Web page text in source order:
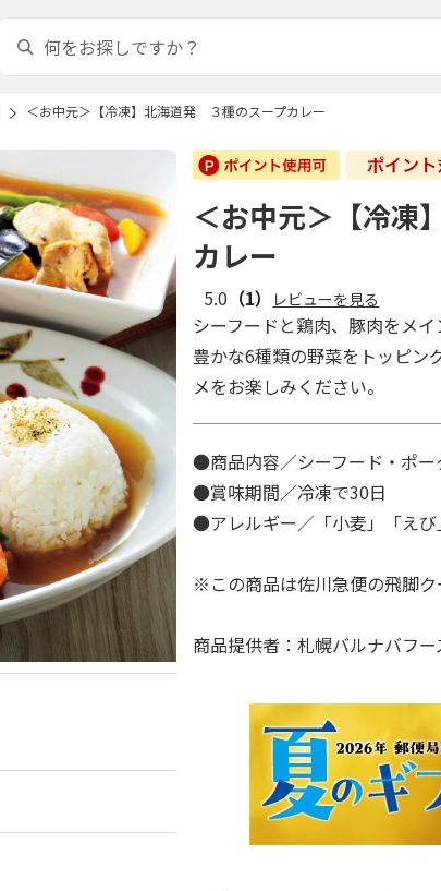
＜お中元＞【冷凍】北海道発 ３種のスープカレー
＜お中元＞【冷
カレー
5.0 （1） レビューを見る
シーフードと鶏肉、豚肉をメ
豊かな6種類の野菜をトッピン
メをお楽しみください。
●商品内容／シーフード・ポ
●賞味期間／冷凍で30日
●アレルギー／「小麦」「え
※この商品は佐川急便の飛脚
商品提供者：札幌バルナバフー